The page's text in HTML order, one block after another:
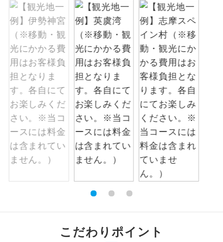
こだわりポイント
露天風呂
ご宿泊ホテルに露天風呂が付いていま
す。
大浴場 ご宿泊ホテルに大浴場が付いています。
全食事付き
全てのお食事が付いていますので、お食
事の心配はいりません。（機内食を除
く）
お部屋食
お部屋にてゆっくりとお召し上がりいた
だけます。
トラベルイヤ
ホン
周りの音を気にせず、ガイドさんの説明
をじっくり聞くことができます。
1名様から出発可能な個人型プランで
す。
2名様から出発可能な個人型プランで
て、ご旅行の契約が成立となります。
ご予約方法について
ウェブ限定コースとなりますので、コールセ
ンター及びカウンターでのお申し込みはでき
ません。